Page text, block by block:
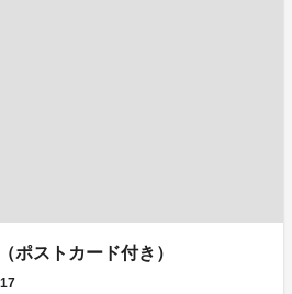
ポストカード付き）